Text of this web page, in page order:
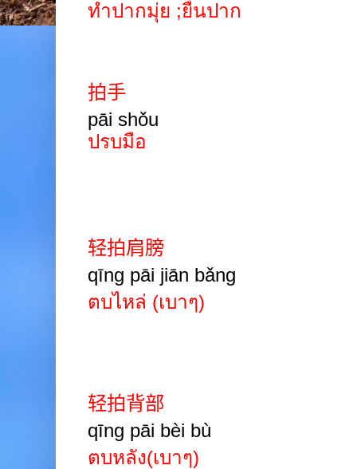
ทำปากมุ่ย ;ยื่นปาก
拍手
pāi shǒu
ปรบมือ
轻拍肩膀
qīng pāi jiān bǎng
ตบไหล่ (เบาๆ)
轻拍背部
qīng pāi bèi bù
ตบหลัง(เบาๆ)